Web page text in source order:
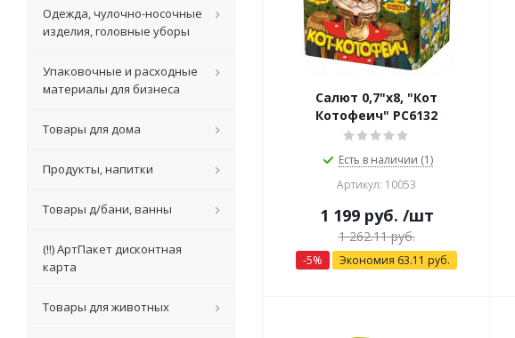
Салют 0,7"х8, "Кот
Котофеич" РС6132
Есть в наличии (1)
Артикул: 10053
1 199руб. /шт
1 262.11руб.
-5% Экономия 63.11 руб.
Одежда, чулочно-носочные
изделия, головные уборы
Упаковочные и расходные
материалы для бизнеса
Товары для дома
Продукты, напитки
Товары д/бани, ванны
(!!) АртПакет дисконтная
карта
Товары для животных